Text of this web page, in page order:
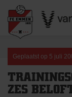
content
Geplaatst op 5 juli
ZES